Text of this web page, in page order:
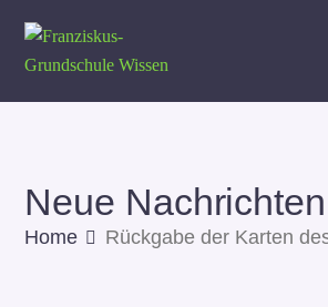
Neue Nachrichten
Home Rückgabe der Karten